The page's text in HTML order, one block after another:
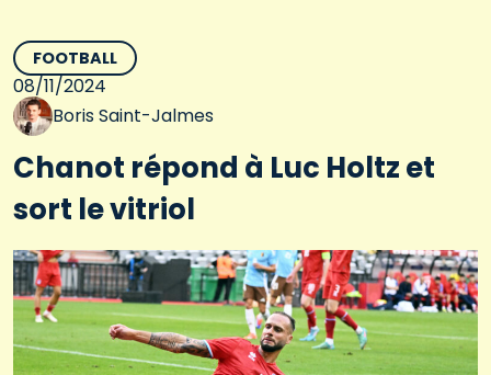
FOOTBALL
08/11/2024
Boris Saint-Jalmes
Chanot répond à Luc Holtz et
sort le vitriol